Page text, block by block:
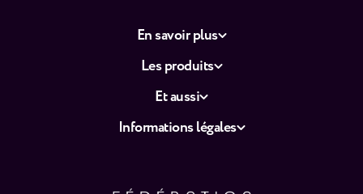
En savoir plus
Les produits
Et aussi
Informations légales